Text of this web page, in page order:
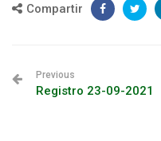
Compartir
Previous
Registro 23-09-2021